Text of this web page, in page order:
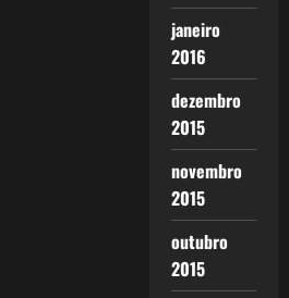
janeiro
2016
dezembro
2015
novembro
2015
outubro
2015